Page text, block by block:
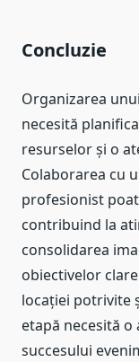
Concluzie
Organizarea
necesită
resurselor și o
Colaborarea cu
profesionist
contribuind la
consolidarea
obiectivelor
locației potrivite
etapă necesită
succesului